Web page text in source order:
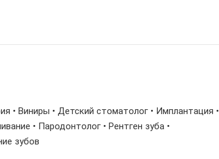
• Виниры • Детский стоматолог • Имплантация •
• Пародонтолог • Рентген зуба •
зубов